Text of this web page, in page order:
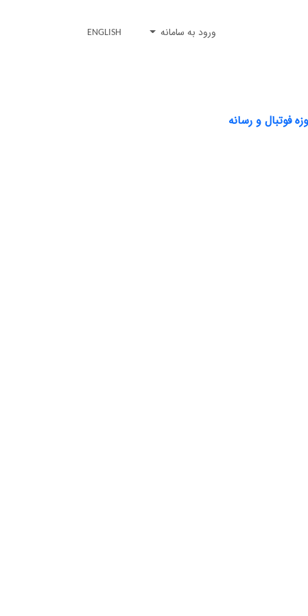
ورود به سامانه ENGLISH
فوتبال و رسانه